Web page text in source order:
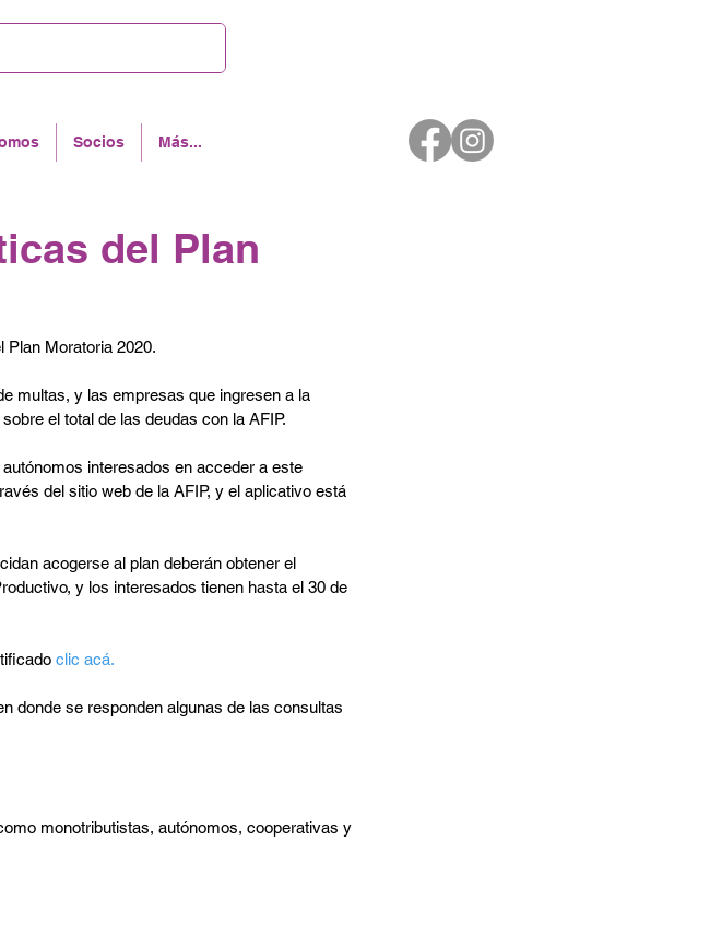
Socios Más...
del Plan
Plan Moratoria 2020.
multas, y las empresas que ingresen a la
el total de las deudas con la AFIP.
interesados en acceder a este
del sitio web de la AFIP, y el aplicativo está
acogerse al plan deberán obtener el
y los interesados tienen hasta el 30 de
clic acá.
donde se responden algunas de las consultas
monotributistas, autónomos, cooperativas y